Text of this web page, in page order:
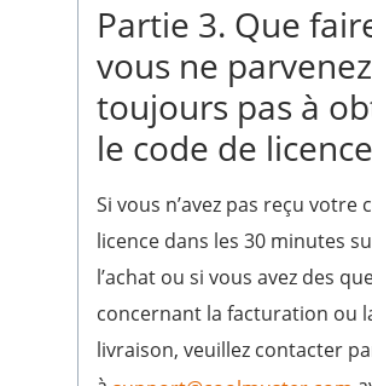
Partie 3. Que
vous ne parvenez
toujours pas à
le code de
Si vous n’avez pas reçu votre
licence dans les 30 minutes
l’achat ou si vous avez des
concernant la facturation ou
livraison, veuillez contacter